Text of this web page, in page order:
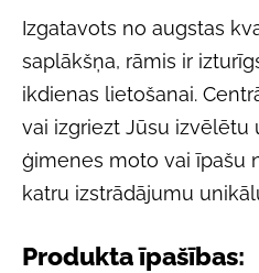
Izgatavots no augstas
saplākšņa, rāmis ir
ikdienas lietošanai.
vai izgriezt Jūsu izvēlētu
ģimenes moto vai īpašu
katru izstrādājumu
Produkta īpašības: